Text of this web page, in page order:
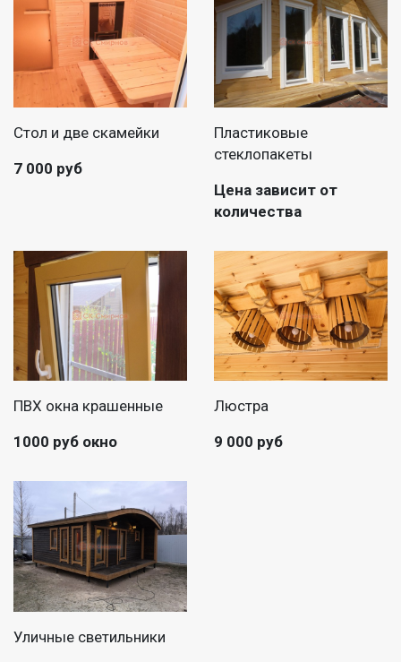
Стол и две скамейки
7 000 руб
Пластиковые
стеклопакеты
Цена зависит от
количества
ПВХ окна крашенные
1000 руб окно
Люстра
9 000 руб
Уличные светильники